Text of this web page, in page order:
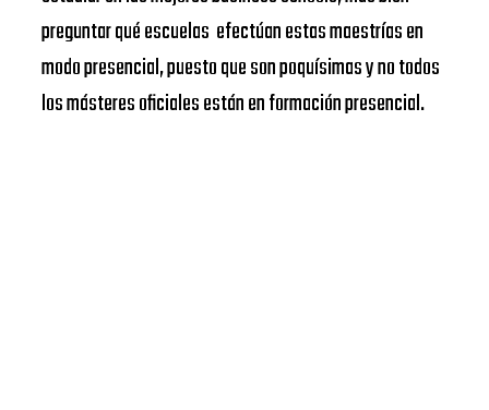
preguntar qué escuelas efectúan estas maestrías en
modo presencial, puesto que son poquísimas y no todos
los másteres oficiales están en formación presencial.